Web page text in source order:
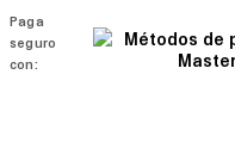
Paga
seguro
con: